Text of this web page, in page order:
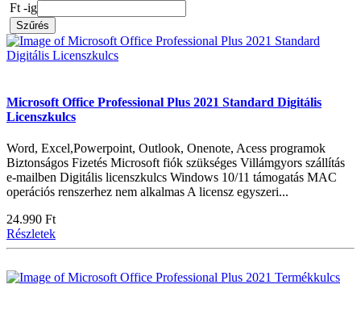
Ft -ig
Szűrés
Microsoft Office Professional Plus 2021 Standard Digitális
Licenszkulcs
Word, Excel,Powerpoint, Outlook, Onenote, Acess programok
Biztonságos Fizetés Microsoft fiók szükséges Villámgyors szállítás
e-mailben Digitális licenszkulcs Windows 10/11 támogatás MAC
operációs renszerhez nem alkalmas A licensz egyszeri...
24.990 Ft
Részletek